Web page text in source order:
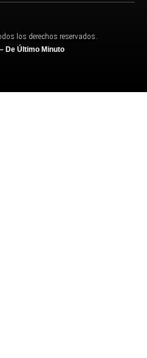
los derechos reservados.
De Último Minuto